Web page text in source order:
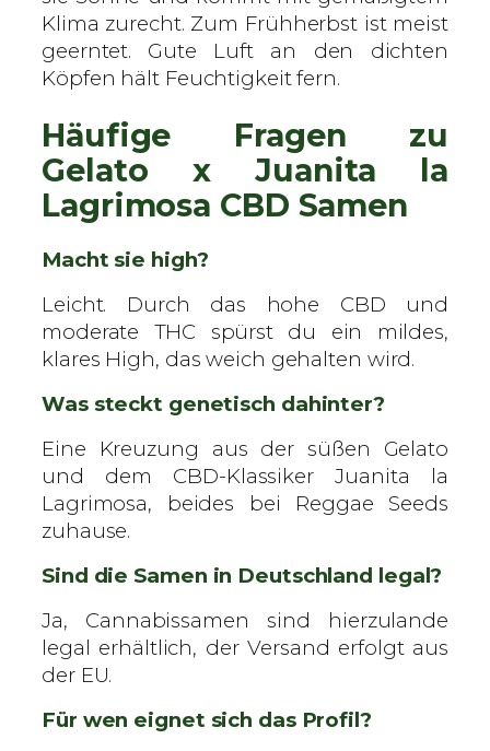
Klima zurecht. Zum Frühherbst ist meist
geerntet. Gute Luft an den dichten
Köpfen hält Feuchtigkeit fern.
Häufige Fragen zu
Gelato x Juanita la
Lagrimosa CBD Samen
Macht sie high?
Leicht. Durch das hohe CBD und
moderate THC spürst du ein mildes,
klares High, das weich gehalten wird.
Was steckt genetisch dahinter?
Eine Kreuzung aus der süßen Gelato
und dem CBD-Klassiker Juanita la
Lagrimosa, beides bei Reggae Seeds
zuhause.
Sind die Samen in Deutschland legal?
Ja, Cannabissamen sind hierzulande
legal erhältlich, der Versand erfolgt aus
der EU.
Für wen eignet sich das Profil?